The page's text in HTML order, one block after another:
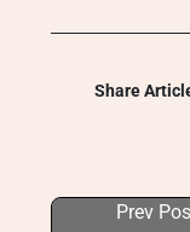
Share
Prev